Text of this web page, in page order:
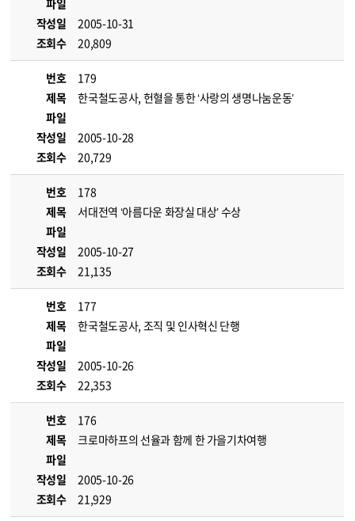
파일
작성일
2005-10-31
조회수
20,809
번호
179
제목
한국철도공사, 헌혈을 통한 ‘사랑의 생명나눔운동’
파일
작성일
2005-10-28
조회수
20,729
번호
178
제목
서대전역 ‘아름다운 화장실 대상’ 수상
파일
작성일
2005-10-27
조회수
21,135
번호
177
제목
한국철도공사, 조직 및 인사혁신 단행
파일
작성일
2005-10-26
조회수
22,353
번호
176
제목
크로마하프의 선율과 함께 한 가을기차여행
파일
작성일
2005-10-26
조회수
21,929